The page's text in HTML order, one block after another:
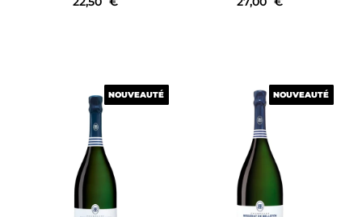
NOUVEAUTÉ
NOUVEAUTÉ NOUVEAUTÉ
NOUVEAUTÉ